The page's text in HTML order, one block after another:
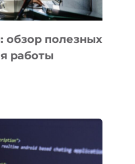
полезных
работы